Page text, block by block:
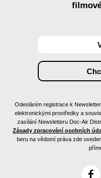
Odesláním registrace k
elektronickými prostředky a
zasílání Newsletteru Doc-Air
Zásady zpracování osobních
beru na vědomí práva zde